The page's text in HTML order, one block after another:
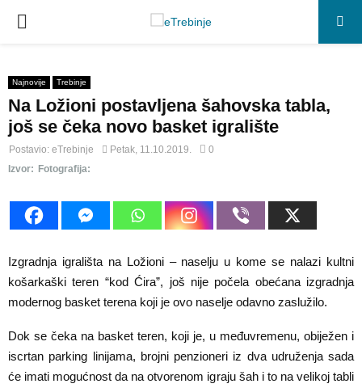
P
I
M
A
Y
M
E
Najnovije Trebinje
Na Ložioni postavljena šahovska tabla,
još se čeka novo basket igralište
Postavio: eTrebinje Petak, 11.10.2019.
0
Izvor: Fotografija:
Izgradnja igrališta na Ložioni – naselju u kome se nalazi kultni
košarkaški teren “kod Ćira”, još nije počela obećana izgradnja
modernog basket terena koji je ovo naselje odavno zaslužilo.
Dok se čeka na basket teren, koji je, u međuvremenu, obiježen i
iscrtan parking linijama, brojni penzioneri iz dva udruženja sada
će imati mogućnost da na otvorenom igraju šah i to na velikoj tabli